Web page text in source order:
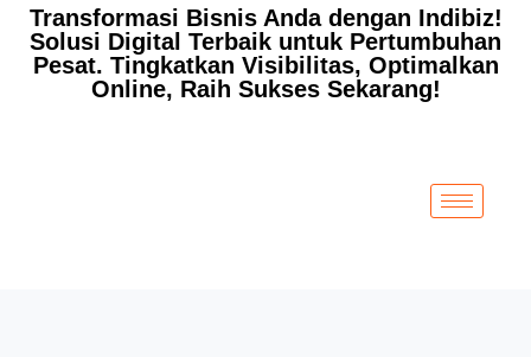
Transformasi Bisnis Anda dengan Indibiz!
Solusi Digital Terbaik untuk Pertumbuhan
Pesat. Tingkatkan Visibilitas, Optimalkan
Online, Raih Sukses Sekarang!